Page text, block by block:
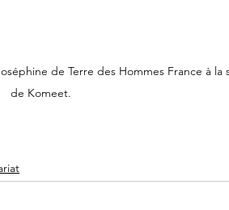
de Terre des Hommes France à la
de Komeet.